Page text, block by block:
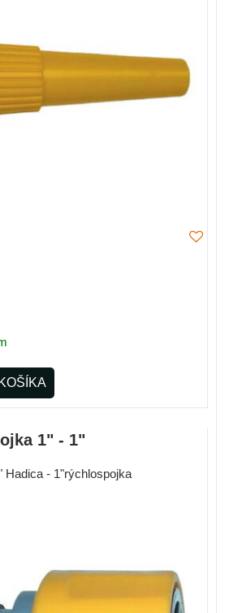
1" - 1"
Hadica - 1"rýchlospojka